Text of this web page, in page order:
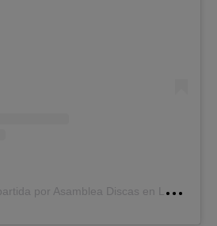
U
na publicación compartida por Asamblea Discas en Lucha (@discasenlucha)